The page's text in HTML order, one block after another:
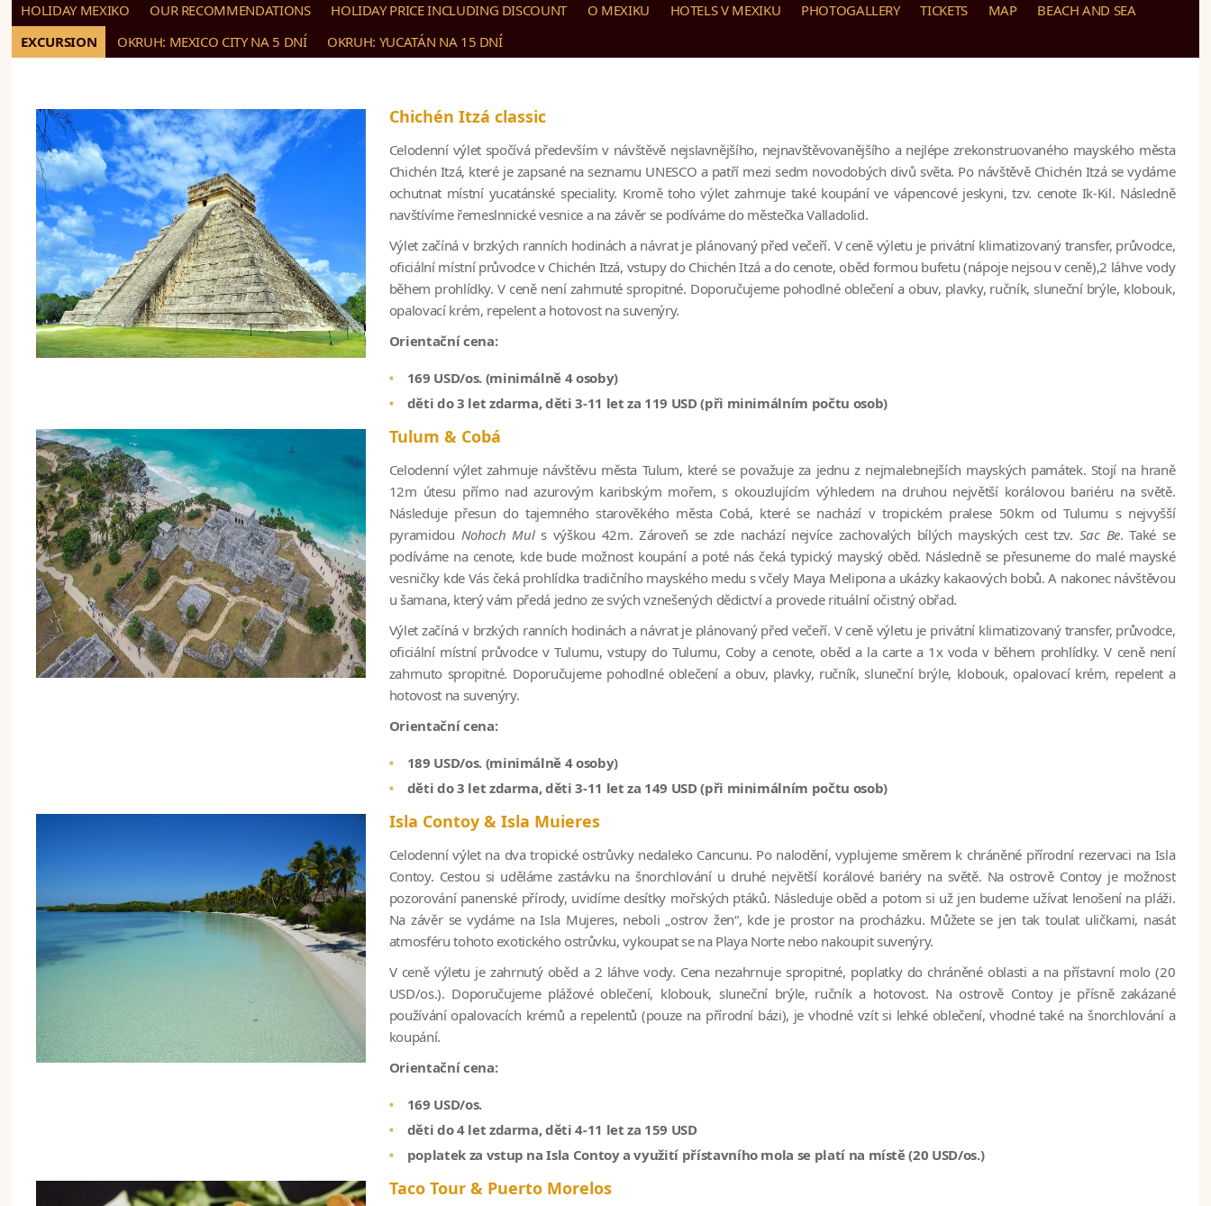
HOLIDAY MEXIKO OUR RECOMMENDATIONS HOLIDAY PRICE INCLUDING DISCOUNT O MEXIKU HOTELS V MEXIKU PHOTOGALLERY TICKETS MAP
BEACH AND SEA
EXCURSION
OKRUH: MEXICO CITY NA 5 DNÍ OKRUH: YUCATÁN NA 15 DNÍ
Chichén Itzá classic
Celodenní výlet spočívá především v návštěvě nejslavnějšího, nejnavštěvovanějšího a nejlépe zrekonstruovaného mayského města
Chichén Itzá, které je zapsané na seznamu UNESCO a patří mezi sedm novodobých divů světa. Po návštěvě Chichén Itzá se vydáme
ochutnat místní yucatánské speciality. Kromě toho výlet zahrnuje také koupání ve vápencové jeskyni, tzv. cenote Ik-Kil. Následně
navštívíme řemeslnnické vesnice a na závěr se podíváme do městečka Valladolid.
Výlet začíná v brzkých ranních hodinách a návrat je plánovaný před večeří. V ceně výletu je privátní klimatizovaný transfer, průvodce,
oficiální místní průvodce v Chichén Itzá, vstupy do Chichén Itzá a do cenote, oběd formou bufetu (nápoje nejsou v ceně),2 láhve vody
během prohlídky. V ceně není zahrnuté spropitné. Doporučujeme pohodlné oblečení a obuv, plavky, ručník, sluneční brýle, klobouk,
opalovací krém, repelent a hotovost na suvenýry.
Orientační cena:
169 USD/os. (minimálně 4 osoby)
děti do 3 let zdarma, děti 3-11 let za 119 USD (při minimálním počtu osob)
Tulum & Cobá
Celodenní výlet zahrnuje návštěvu města Tulum, které se považuje za jednu z nejmalebnejších mayských památek. Stojí na hraně
12m útesu přímo nad azurovým karibským mořem, s okouzlujícím výhledem na druhou největší korálovou bariéru na světě.
Následuje přesun do tajemného starověkého města Cobá, které se nachází v tropickém pralese 50km od Tulumu s nejvyšší
pyramidou Nohoch Mul s výškou 42m. Zároveň se zde nachází nejvíce zachovalých bílých mayských cest tzv. Sac Be. Také se
podíváme na cenote, kde bude možnost koupání a poté nás čeká typický mayský oběd. Následně se přesuneme do malé mayské
vesničky kde Vás čeká prohlídka tradičního mayského medu s včely Maya Melipona a ukázky kakaových bobů. A nakonec návštěvou
u šamana, který vám předá jedno ze svých vznešených dědictví a provede rituální očistný obřad.
Výlet začíná v brzkých ranních hodinách a návrat je plánovaný před večeří. V ceně výletu je privátní klimatizovaný transfer, průvodce,
oficiální místní průvodce v Tulumu, vstupy do Tulumu, Coby a cenote, oběd a la carte a 1x voda v během prohlídky. V ceně není
zahrnuto spropitné. Doporučujeme pohodlné oblečení a obuv, plavky, ručník, sluneční brýle, klobouk, opalovací krém, repelent a
hotovost na suvenýry.
Orientační cena:
189 USD/os. (minimálně 4 osoby)
děti do 3 let zdarma, děti 3-11 let za 149 USD (při minimálním počtu osob)
Isla Contoy & Isla Muieres
Celodenní výlet na dva tropické ostrůvky nedaleko Cancunu. Po nalodění, vyplujeme směrem k chráněné přírodní rezervaci na Isla
Contoy. Cestou si uděláme zastávku na šnorchlování u druhé největší korálové bariéry na světě. Na ostrově Contoy je možnost
pozorování panenské přírody, uvidíme desítky mořských ptáků. Následuje oběd a potom si už jen budeme užívat lenošení na pláži.
Na závěr se vydáme na Isla Mujeres, neboli „ostrov žen“, kde je prostor na procházku. Můžete se jen tak toulat uličkami, nasát
atmosféru tohoto exotického ostrůvku, vykoupat se na Playa Norte nebo nakoupit suvenýry.
V ceně výletu je zahrnutý oběd a 2 láhve vody. Cena nezahrnuje spropitné, poplatky do chráněné oblasti a na přístavní molo (20
USD/os.). Doporučujeme plážové oblečení, klobouk, sluneční brýle, ručník a hotovost. Na ostrově Contoy je přísně zakázané
používání opalovacích krémů a repelentů (pouze na přírodní bázi), je vhodné vzít si lehké oblečení, vhodné také na šnorchlování a
koupání.
Orientační cena:
169 USD/os.
děti do 4 let zdarma, děti 4-11 let za 159 USD
poplatek za vstup na Isla Contoy a využití přístavního mola se platí na místě (20 USD/os.)
Taco Tour & Puerto Morelos